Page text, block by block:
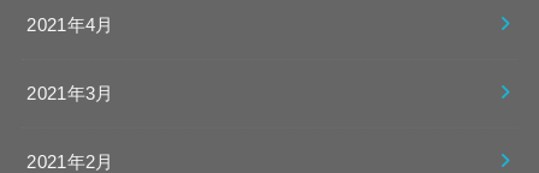
2021年4月
2021年3月
2021年2月